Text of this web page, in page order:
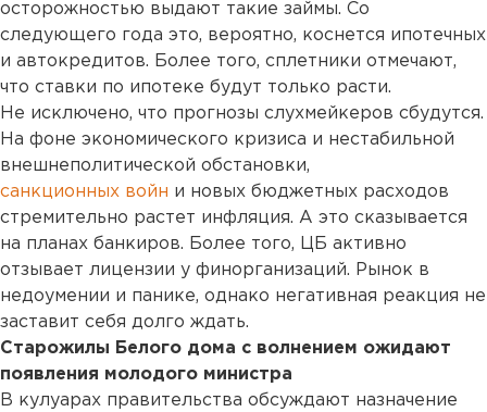
осторожностью выдают такие займы. Со
следующего года это, вероятно, коснется ипотечных
и автокредитов. Более того, сплетники отмечают,
что ставки по ипотеке будут только расти.
Не исключено, что прогнозы слухмейкеров сбудутся.
На фоне экономического кризиса и нестабильной
внешнеполитической обстановки,
санкционных войн и новых бюджетных расходов
стремительно растет инфляция. А это сказывается
на планах банкиров. Более того, ЦБ активно
отзывает лицензии у финорганизаций. Рынок в
недоумении и панике, однако негативная реакция не
заставит себя долго ждать.
Старожилы Белого дома с волнением ожидают
появления молодого министра
В кулуарах правительства обсуждают назначение